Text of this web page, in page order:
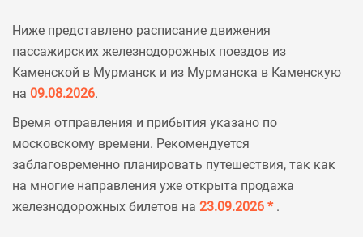
Ниже представлено расписание движения
пассажирских железнодорожных поездов из
Каменской в Мурманск и из Мурманска в Каменскую
на 09.08.2026.
Время отправления и прибытия указано по
московскому времени. Рекомендуется
заблаговременно планировать путешествия, так как
на многие направления уже открыта продажа
железнодорожных билетов на 23.09.2026 * .